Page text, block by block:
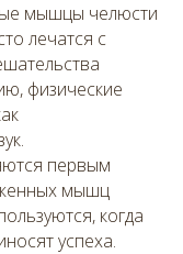
мышцы челюсти
лечатся с
физические
первым
мышц
когда
успеха.